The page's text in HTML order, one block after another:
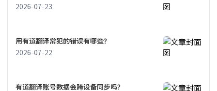
2026-07-23
用有道翻译常犯的错误有哪些？
2026-07-22
有道翻译账号数据会跨设备同步吗？